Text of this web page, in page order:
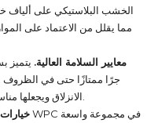
الخشب البلاستيكي على ألياف
مما يقلل من الاعتماد على
معايير السلامة العالية. يتميز